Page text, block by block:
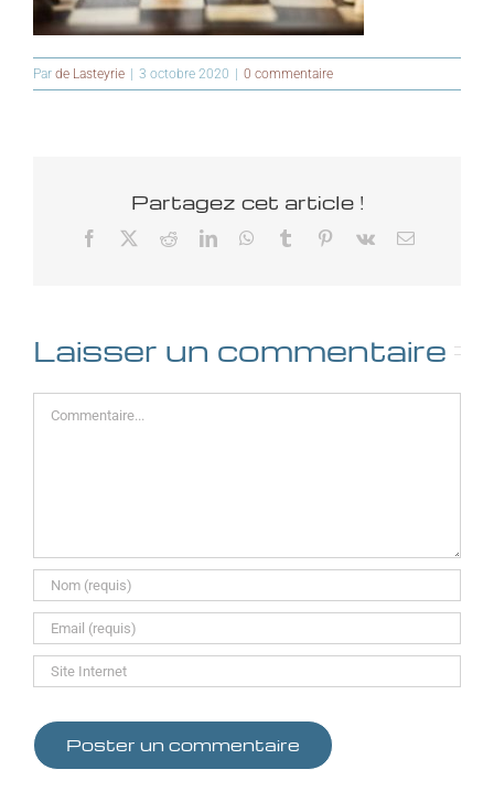
Par de Lasteyrie 3 octobre 2020 0 commentaire
Partagez cet article !
Facebook RedditLinkedInWhatsApp
Tumblr Pinterest
Vk Email
Laisser un commentaire
Commentaire